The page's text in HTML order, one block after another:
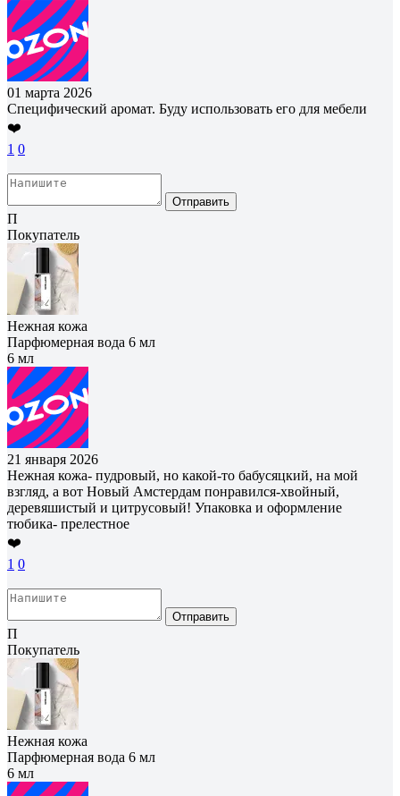
01 марта 2026
Специфический аромат. Буду использовать его для мебели
❤️
1 0
Отправить
П
Покупатель
Нежная кожа
Парфюмерная вода 6 мл
6 мл
21 января 2026
Нежная кожа- пудровый, но какой-то бабусяцкий, на мой
взгляд, а вот Новый Амстердам понравился-хвойный,
деревяшистый и цитрусовый! Упаковка и оформление
тюбика- прелестное
❤️
1 0
Отправить
П
Покупатель
Нежная кожа
Парфюмерная вода 6 мл
6 мл